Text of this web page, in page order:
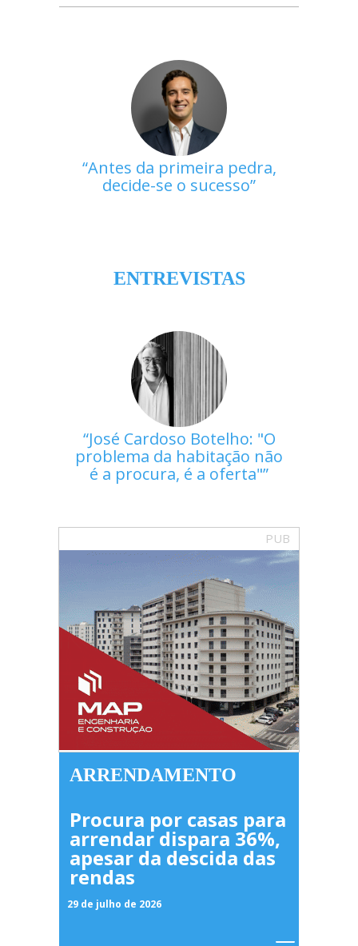
Antes da primeira pedra,
decide-se o sucesso
ENTREVISTAS
José Cardoso Botelho: "O
problema da habitação não
é a procura, é a oferta"
PUB
ARRENDAMENTO
Procura por casas para
arrendar dispara 36%,
apesar da descida das
rendas
29 de julho de 2026